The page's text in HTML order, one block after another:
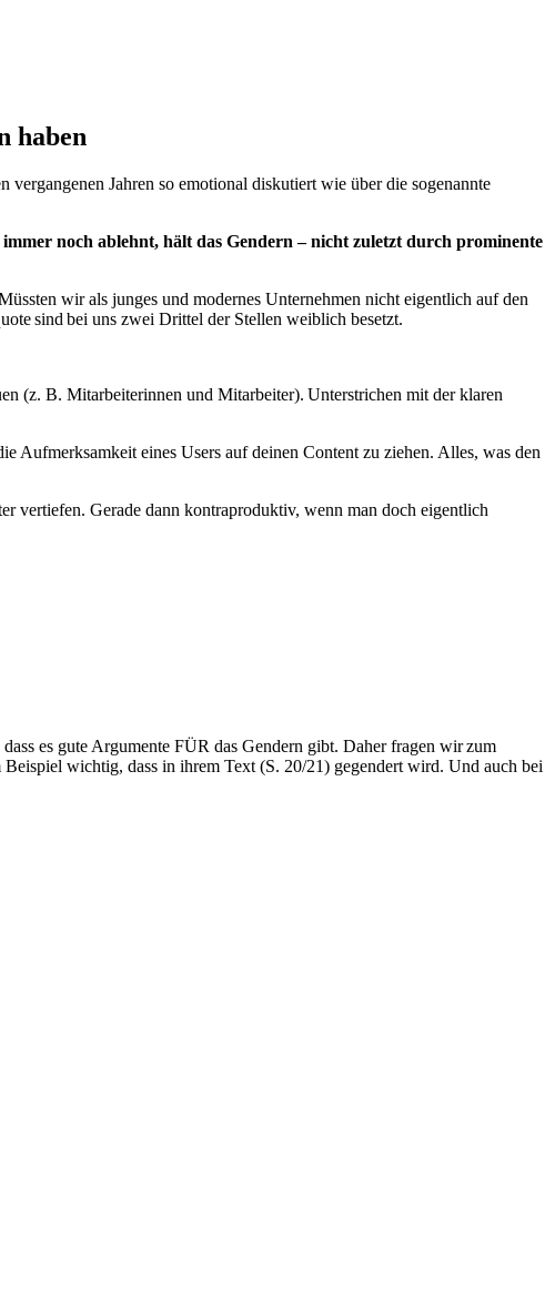
haben
Jahren so emotional diskutiert wie über die sogenannte
noch ablehnt, hält das Gendern – nicht zuletzt durch prominente
wir als junges und modernes Unternehmen nicht eigentlich auf den
sind bei uns zwei Drittel der Stellen weiblich besetzt.
(z. B. Mitarbeiterinnen und Mitarbeiter). Unterstrichen mit der klaren
Aufmerksamkeit eines Users auf deinen Content zu ziehen. Alles, was den
vertiefen. Gerade dann kontraproduktiv, wenn man doch eigentlich
es gute Argumente FÜR das Gendern gibt. Daher fragen wir zum
wichtig, dass in ihrem Text (S. 20/21) gegendert wird. Und auch bei